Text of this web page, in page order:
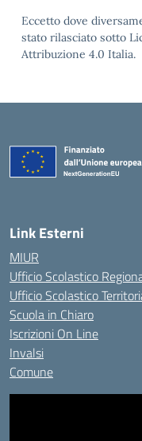
Eccetto dove
stato rilasciato sotto
Attribuzione 4.0 Italia.
Link Esterni
MIUR
Ufficio Scolastico
Ufficio Scolastico
Scuola in Chiaro
Iscrizioni On Line
Invalsi
Comune